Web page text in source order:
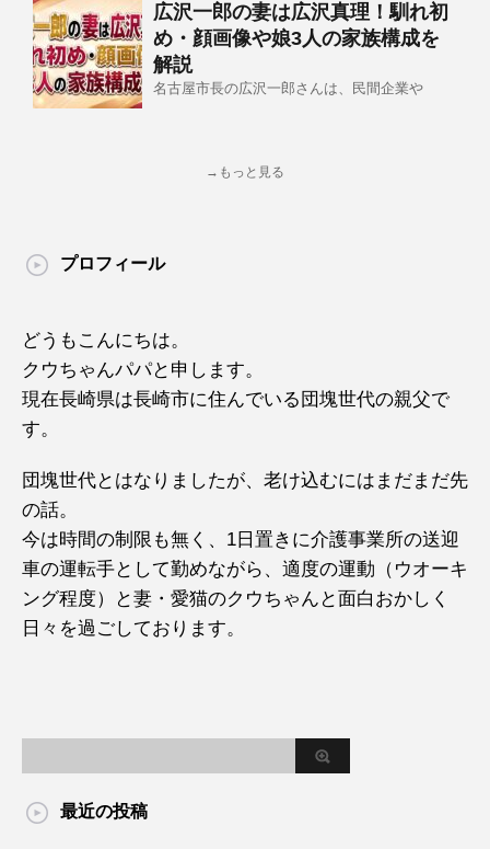
広沢一郎の妻は広沢真理！馴れ初
め・顔画像や娘3人の家族構成を
解説
名古屋市長の広沢一郎さんは、民間企業や
→もっと見る
プロフィール
どうもこんにちは。
クウちゃんパパと申します。
現在長崎県は長崎市に住んでいる団塊世代の親父で
す。
団塊世代とはなりましたが、老け込むにはまだまだ先
の話。
今は時間の制限も無く、1日置きに介護事業所の送迎
車の運転手として勤めながら、適度の運動（ウオーキ
ング程度）と妻・愛猫のクウちゃんと面白おかしく
日々を過ごしております。
最近の投稿